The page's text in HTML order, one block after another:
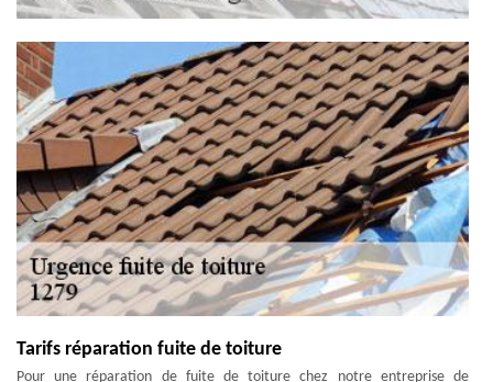
Tarifs réparation fuite de toiture
Pour une réparation de fuite de toiture chez notre entreprise de